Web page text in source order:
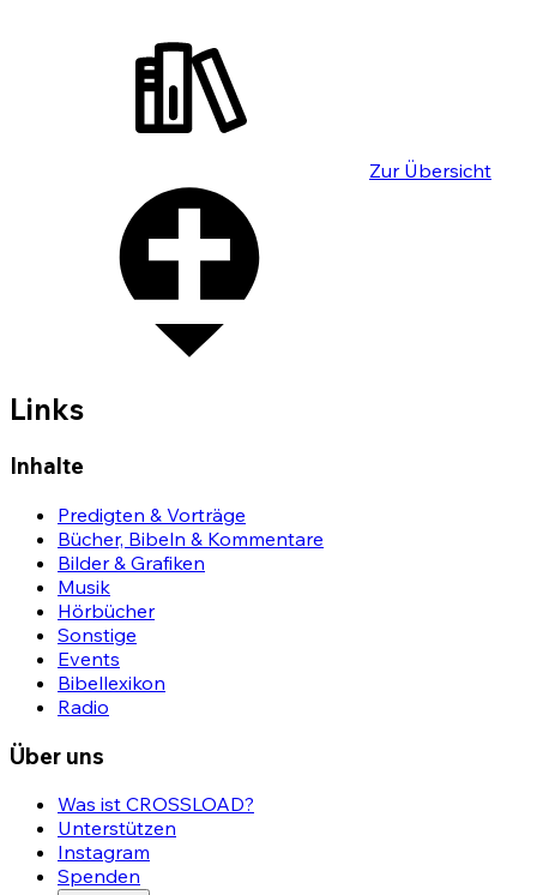
Zur Übersicht
Links
Inhalte
Predigten & Vorträge
Bücher, Bibeln & Kommentare
Bilder & Grafiken
Musik
Hörbücher
Sonstige
Events
Bibellexikon
Radio
Über uns
Was ist CROSSLOAD?
Unterstützen
Instagram
Spenden